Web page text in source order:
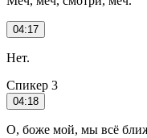
04:17
Нет.
Спикер 3
04:18
О, боже мой, мы всё